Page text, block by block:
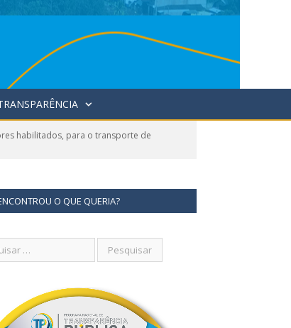
habilitados, para o transporte de
O QUE QUERIA?